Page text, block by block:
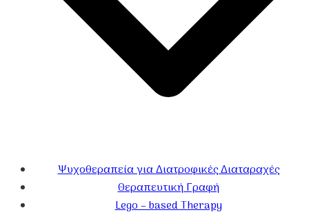
Ψυχοθεραπεία για Διατροφικές Διαταραχές
Θεραπευτική Γραφή
Lego – based Therapy